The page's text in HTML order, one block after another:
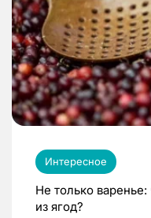
Интересное
Не только
из ягод?